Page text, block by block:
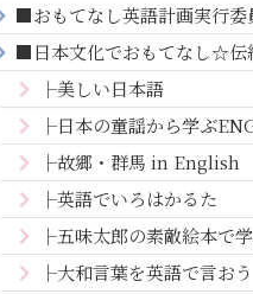
■おもてなし英語計画実行委
■日本文化でおもてなし☆伝
├美しい日本語
├日本の童謡から学ぶ
├故郷・群馬 in English
├英語でいろはかるた
├五味太郎の素敵絵本で
├大和言葉を英語で言おう